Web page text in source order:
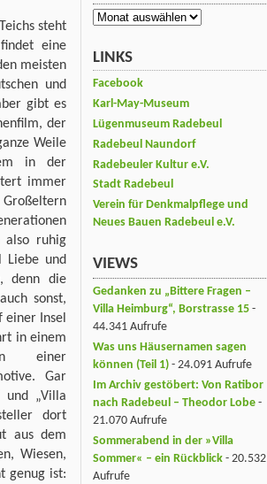
steht
eine
meisten
und
gibt es
der
Weile
in der
immer
also ruhig
Liebe und
denn die
sonst,
Insel
in einem
einer
Gar
und „Villa
dort
aus dem
Wiesen,
genug ist:
Monatsarchiv
LINKS
Facebook
Karl-May-Museum
Lügenmuseum Radebeul
Radebeul Naundorf
Radebeuler Kultur e.V.
Stadt Radebeul
Verein für Denkmalpflege und
Neues Bauen Radebeul e.V.
VIEWS
Gedanken zu „Bittere Fragen –
Villa Heimburg“, Borstrasse 15 -
44.341 Aufrufe
Was uns Häusernamen sagen
können (Teil 1) - 24.091 Aufrufe
Im Archiv gestöbert: Von Ratibor
nach Radebeul – Theodor Lobe -
21.070 Aufrufe
Sommerabend in der »Villa
Sommer« – ein Rückblick - 20.532
Aufrufe